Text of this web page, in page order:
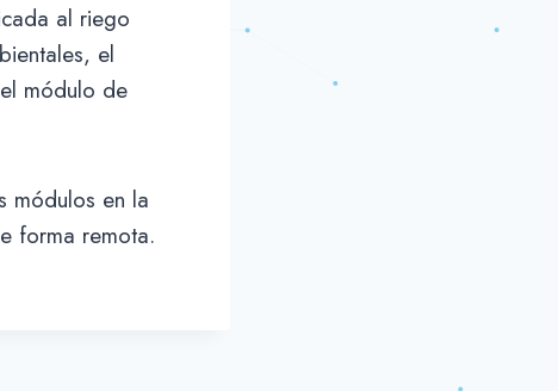
al riego
el
módulo de
módulos en la
forma remota.